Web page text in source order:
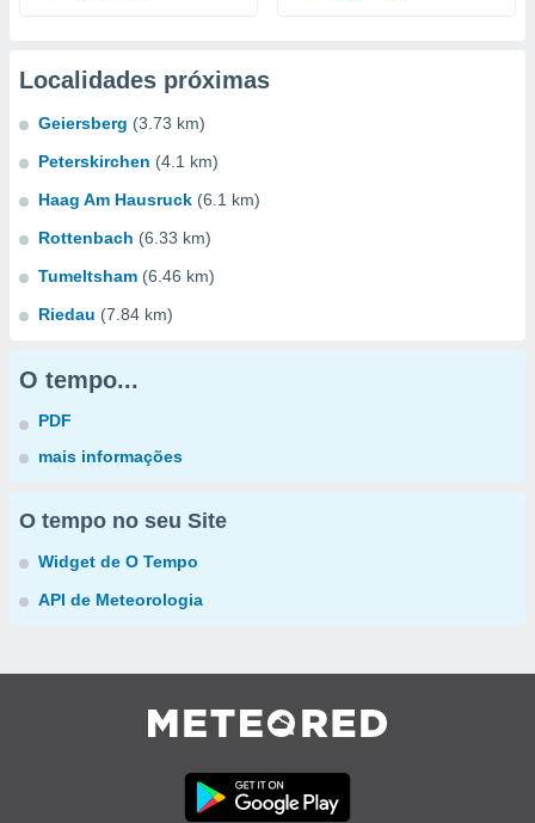
Localidades próximas
Geiersberg (3.73 km)
Peterskirchen (4.1 km)
Haag Am Hausruck (6.1 km)
Rottenbach (6.33 km)
Tumeltsham (6.46 km)
Riedau (7.84 km)
O tempo...
PDF
mais informações
O tempo no seu Site
Widget de O Tempo
API de Meteorologia